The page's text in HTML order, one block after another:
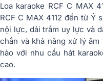
Loa karaoke RCF C MAX
RCF C MAX 4112 đến từ Ý
nội lực, dải trầm uy lực và
chắn và khả năng xử lý
hảo với nhu cầu hát
cao.